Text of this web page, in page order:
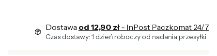
Dostawa od 12,90 zł - InPost Paczkomat 24/7
Czas dostawy: 1 dzień roboczy od nadania przesyłki